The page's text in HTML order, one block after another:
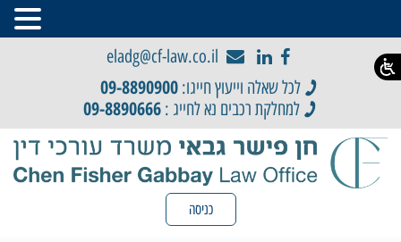
eladg@cf-law.co.il
לכל שאלה וייעוץ חייגו: 09-8890900
למחלקת רכבים נא לחייג : 09-8890666
כניסה